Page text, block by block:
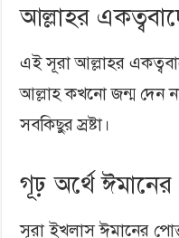
আল্লাহর
এই সূরা আল্লাহর
আল্লাহ কখনো জন্ম দেন
সবকিছুর স্রষ্টা।
গূঢ় অর্থে ঈমানের
সূরা ইখলাস ঈমানের